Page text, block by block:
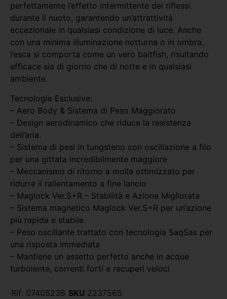
perfettamente l’effetto intermittente dei riflessi
durante il nuoto, garantendo un’attrattività
eccezionale in qualsiasi condizione di luce. Anche
con una minima illuminazione notturna o in ombra,
l’esca si comporta come un vero baitfish, risultando
efficace sia di giorno che di notte e in qualsiasi
ambiente.
Tecnologie Esclusive:
– Aero Body & Sistema di Peso Maggiorato
– Design aerodinamico che riduce la resistenza
dell’aria.
– Sistema di pesi in tungsteno con oscillazione a filo
per una gittata incredibilmente maggiore
– Meccanismo di ritorno a molla ottimizzato per
ridurre il rallentamento a fine lancio
– Maglock Ver.S+R – Stabilità e Azione Migliorata
– Sistema magnetico Maglock Ver.S+R per un’azione
più rapida e stabile
– Peso oscillante trattato con tecnologia SaqSas per
una risposta immediata
– Mantiene un assetto perfetto anche in acque
turbolente, correnti forti e recuperi veloci
Rif: 07405236 SKU 2237565